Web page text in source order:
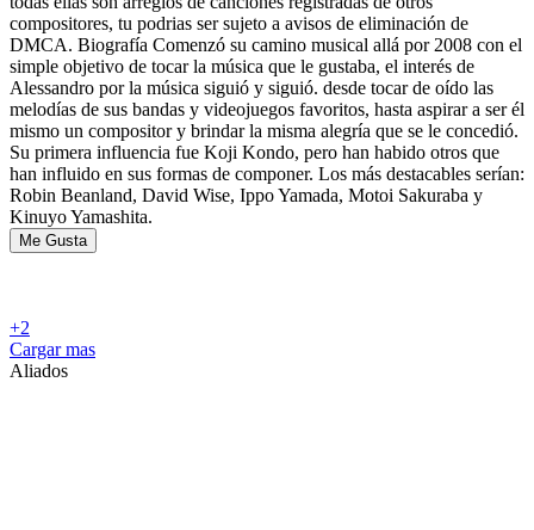
compositores, tu podrias ser sujeto a avisos de eliminación de
DMCA. Biografía Comenzó su camino musical allá por 2008 con el
simple objetivo de tocar la música que le gustaba, el interés de
Alessandro por la música siguió y siguió. desde tocar de oído las
melodías de sus bandas y videojuegos favoritos, hasta aspirar a ser él
mismo un compositor y brindar la misma alegría que se le concedió.
Su primera influencia fue Koji Kondo, pero han habido otros que
han influido en sus formas de componer. Los más destacables serían:
Robin Beanland, David Wise, Ippo Yamada, Motoi Sakuraba y
Kinuyo Yamashita.
Me Gusta
+2
Cargar mas
Aliados